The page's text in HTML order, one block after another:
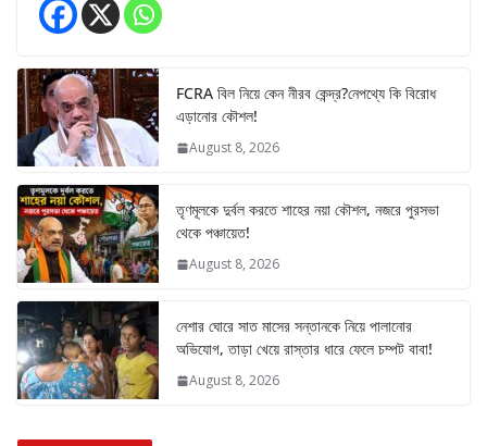
FCRA বিল নিয়ে কেন নীরব কেন্দ্র?নেপথ্যে কি বিরোধ
এড়ানোর কৌশল!
August 8, 2026
তৃণমূলকে দুর্বল করতে শাহের নয়া কৌশল, নজরে পুরসভা
থেকে পঞ্চায়েত!
August 8, 2026
নেশার ঘোরে সাত মাসের সন্তানকে নিয়ে পালানোর
অভিযোগ, তাড়া খেয়ে রাস্তার ধারে ফেলে চম্পট বাবা!
August 8, 2026